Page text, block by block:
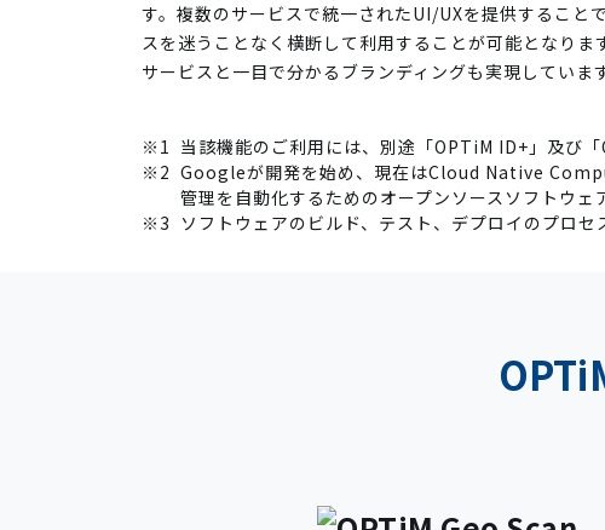
す。複数のサービスで統一されたUI/UXを提供すること
スを迷うことなく横断して利用することが可能となりま
サービスと一目で分かるブランディングも実現しています
※1 当該機能のご利用には、別途「OPTiM ID+」及び
※2 Googleが開発を始め、現在はCloud Native
管理を自動化するためのオープンソースソフトウェア
※3 ソフトウェアのビルド、テスト、デプロイのプロ